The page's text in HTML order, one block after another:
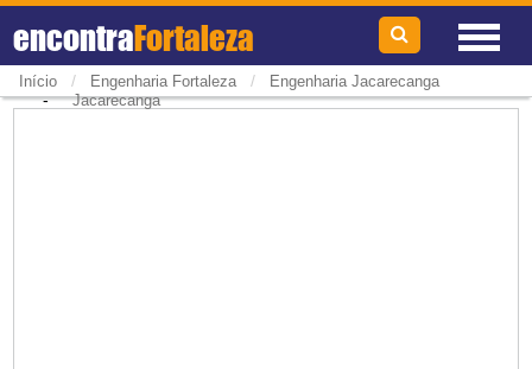
encontraFortaleza
Início / Engenharia Fortaleza / Engenharia Jacarecanga
-Jacarecanga